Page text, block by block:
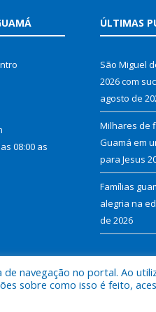
08:00 as
ÚLTIMAS
São Miguel
2026 com
agosto de
Milhares de
Guamá em
para Jesus
Famílias
alegria na
de 2026
navegação no portal. Ao
sobre como isso é feito,